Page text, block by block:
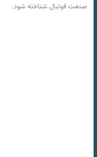
صنعت فوتبال شناخته شود.